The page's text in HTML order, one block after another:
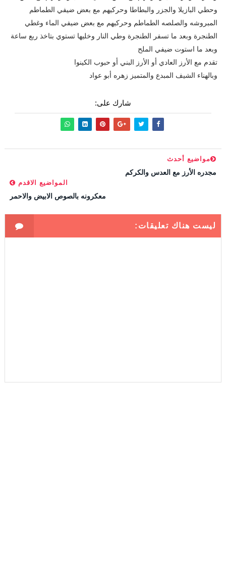
وحطي البازيلا والجزر والبطاطا وحركيهم مع بعض ضيفي الطماطم
المبروشه والصلصه الطماطم وحركيهم مع بعض ضيفي الماء وغطي
الطنجرة وبعد ما تسفر الطنجرة وطي النار وخليها تستوي بتاخذ ربع ساعة
وبعد ما استوت ضيفي الملح
تقدم مع الأرز العادي أو الأرز البني أو حبوب الكينوا
وبالهناء الشيف المبدع والمتميز زهره أبو عواد
شارك على:
مواضيع أحدث
مجدره الأرز مع العدس والكركم
المواضيع الاقدم
معكرونه بالصوص الابيض والاحمر
ليست هناك تعليقات: